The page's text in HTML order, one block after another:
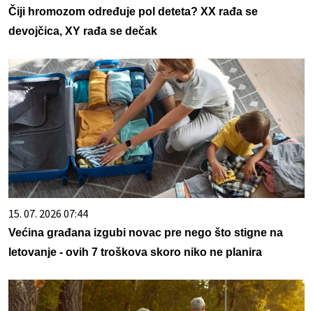
Čiji hromozom određuje pol deteta? XX rađa se
devojčica, XY rađa se dečak
15. 07. 2026 07:44
Većina građana izgubi novac pre nego što stigne na
letovanje - ovih 7 troškova skoro niko ne planira